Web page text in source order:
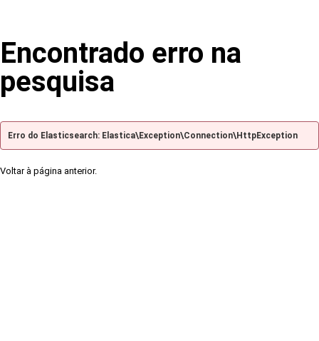
Encontrado erro na
pesquisa
Erro do Elasticsearch: Elastica\Exception\Connection\HttpException
Voltar à página anterior.